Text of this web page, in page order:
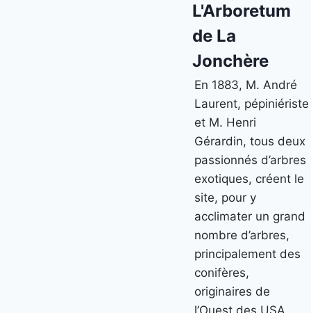
L'Arboretum
de La
Jonchère
En 1883, M. André
Laurent, pépiniériste
et M. Henri
Gérardin, tous deux
passionnés d’arbres
exotiques, créent le
site, pour y
acclimater un grand
nombre d’arbres,
principalement des
conifères,
originaires de